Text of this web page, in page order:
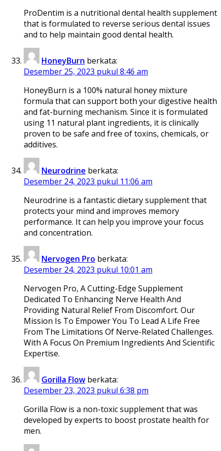
ProDentim is a nutritional dental health supplement
that is formulated to reverse serious dental issues
and to help maintain good dental health.
HoneyBurn berkata:
Desember 25, 2023 pukul 8:46 am
HoneyBurn is a 100% natural honey mixture
formula that can support both your digestive health
and fat-burning mechanism. Since it is formulated
using 11 natural plant ingredients, it is clinically
proven to be safe and free of toxins, chemicals, or
additives.
Neurodrine berkata:
Desember 24, 2023 pukul 11:06 am
Neurodrine is a fantastic dietary supplement that
protects your mind and improves memory
performance. It can help you improve your focus
and concentration.
Nervogen Pro berkata:
Desember 24, 2023 pukul 10:01 am
Nervogen Pro, A Cutting-Edge Supplement
Dedicated To Enhancing Nerve Health And
Providing Natural Relief From Discomfort. Our
Mission Is To Empower You To Lead A Life Free
From The Limitations Of Nerve-Related Challenges.
With A Focus On Premium Ingredients And Scientific
Expertise.
Gorilla Flow berkata:
Desember 23, 2023 pukul 6:38 pm
Gorilla Flow is a non-toxic supplement that was
developed by experts to boost prostate health for
men.